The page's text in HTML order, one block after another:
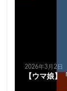
2026年3月2日
【ウマ娘】